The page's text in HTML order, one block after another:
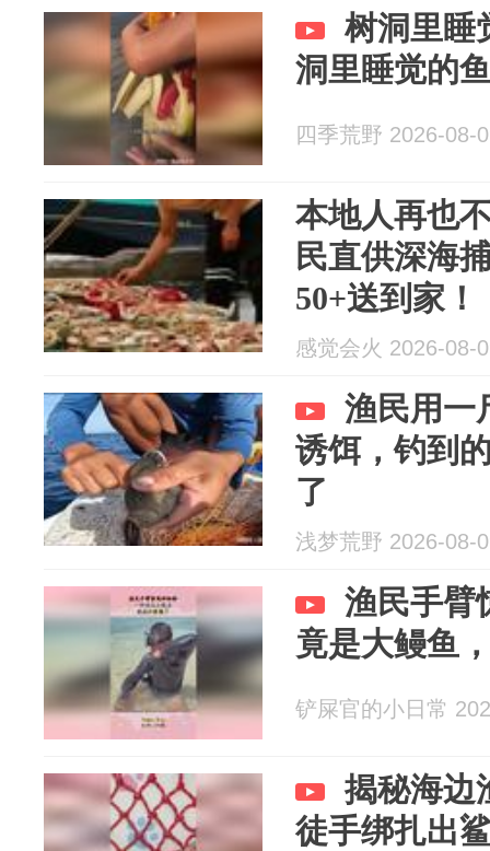
树洞里睡
洞里睡觉的
四季荒野 2026-08-
本地人再也
民直供深海
50+送到家！
感觉会火 2026-08-
渔民用一
诱饵，钓到
了
浅梦荒野 2026-08-
渔民手臂
竟是大鳗鱼
铲屎官的小日常
揭秘海边
徒手绑扎出